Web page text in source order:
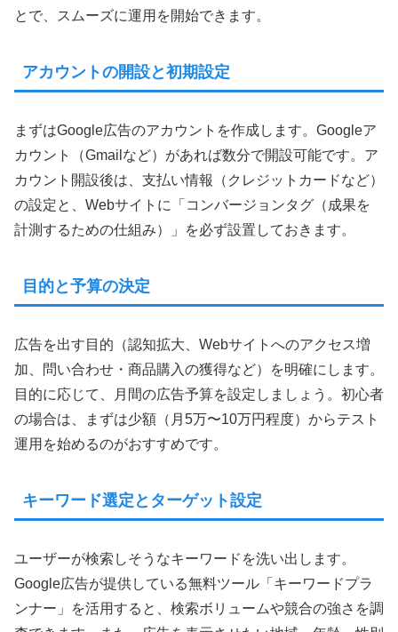
とで、スムーズに運用を開始できます。
アカウントの開設と初期設定
まずはGoogle広告のアカウントを作成します。Googleア
カウント（Gmailなど）があれば数分で開設可能です。ア
カウント開設後は、支払い情報（クレジットカードなど）
の設定と、Webサイトに「コンバージョンタグ（成果を
計測するための仕組み）」を必ず設置しておきます。
目的と予算の決定
広告を出す目的（認知拡大、Webサイトへのアクセス増
加、問い合わせ・商品購入の獲得など）を明確にします。
目的に応じて、月間の広告予算を設定しましょう。初心者
の場合は、まずは少額（月5万〜10万円程度）からテスト
運用を始めるのがおすすめです。
キーワード選定とターゲット設定
ユーザーが検索しそうなキーワードを洗い出します。
Google広告が提供している無料ツール「キーワードプラ
ンナー」を活用すると、検索ボリュームや競合の強さを調